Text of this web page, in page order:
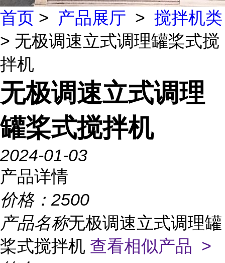
首页 > 产品展厅 > 搅拌机类
> 无极调速立式调理罐桨式搅
拌机
无极调速立式调理
罐桨式搅拌机
2024-01-03
产品详情
价格： 2500
产品名称无极调速立式调理罐
桨式搅拌机 查看相似产品 >